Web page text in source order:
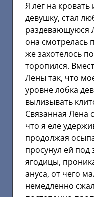
Я лег на
девушку, стал
раздевающуюся
она смотрелась
же захотелось
торопился.
Лены так, что
уровне лобка
вылизывать
Связанная Лена
что я еле
продолжая
просунул ей под
ягодицы,
ануса, от чего
немедленно